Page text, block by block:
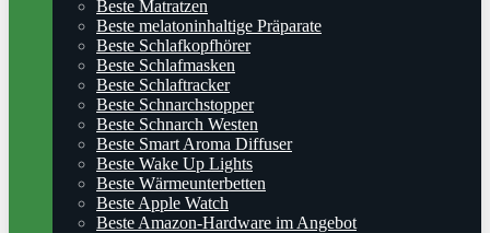
Beste Matratzen
Beste melatoninhaltige Präparate
Beste Schlafkopfhörer
Beste Schlafmasken
Beste Schlaftracker
Beste Schnarchstopper
Beste Schnarch Westen
Beste Smart Aroma Diffuser
Beste Wake Up Lights
Beste Wärmeunterbetten
Beste Apple Watch
Beste Amazon-Hardware im Angebot